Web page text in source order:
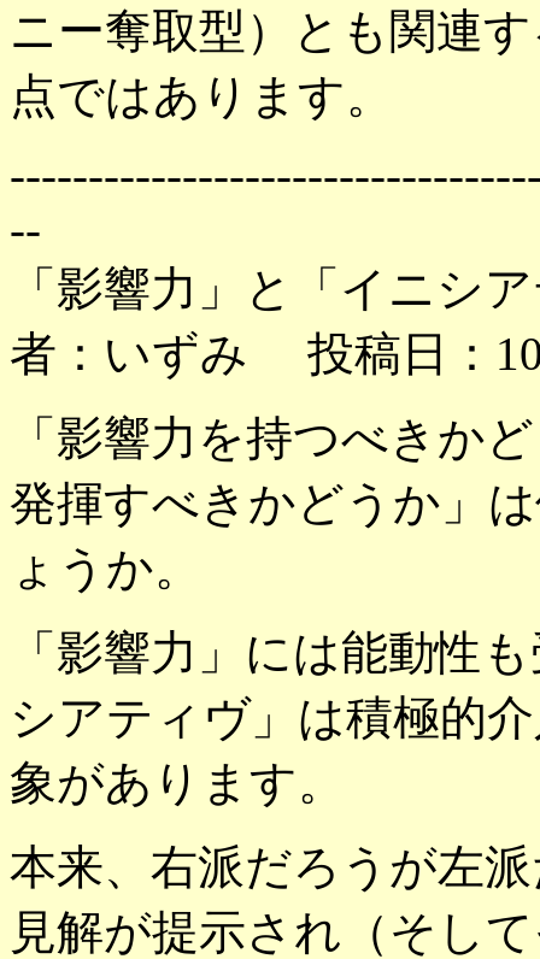
ニー奪取型）とも関連
点ではあります。
--
「影響力」と「イニシ
者：いずみ 投稿日：10
「影響力を持つべきか
発揮すべきかどうか」
ょうか。
「影響力」には能動性
シアティヴ」は積極的
象があります。
本来、右派だろうが左
見解が提示され（そし